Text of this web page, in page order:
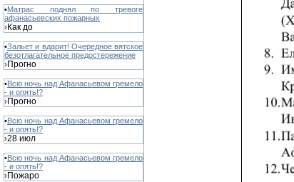
•Матрас поднял по тревоге
афанасьевских пожарных
›Как до
•Зальет и вдарит! Очередное вятское
безотлагательное предостережение
›Прогно
•Всю ночь над Афанасьевом гремело
- и опять!?
›Прогно
•Всю ночь над Афанасьевом гремело
- и опять!?
›28 июл
•Всю ночь над Афанасьевом гремело
- и опять!?
›Пожаро